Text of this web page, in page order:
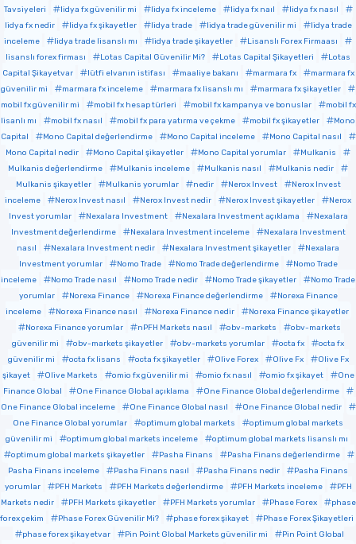
Tavsiyeleri
lidya fx güvenilir mi lidya fx inceleme lidya fx naıl
lidya fx nasıl
lidya fx nedir
lidya fx şikayetler lidya trade lidya trade güvenilir mi
lidya trade
inceleme
lidya trade lisanslı mı lidya trade şikayetler
Lisanslı Forex Firmaası
lisanslı forex firması
Lotas Capital Güvenilir Mi? Lotas Capital Şikayetleri
Lotas
Capital Şikayetvar
lütfi elvanın istifası maaliye bakanı marmara fx
marmara fx
güvenilir mi
marmara fx inceleme marmara fx lisanslı mı
marmara fx şikayetler
mobil fx güvenilir mi
mobil fx hesap türleri mobil fx kampanya ve bonuslar
mobil fx
lisanlı mı
mobil fx nasıl mobil fx para yatırma ve çekme mobil fx şikayetler
Mono
Capital
Mono Capital değerlendirme Mono Capital inceleme
Mono Capital nasıl
Mono Capital nedir
Mono Capital şikayetler Mono Capital yorumlar
Mulkanis
Mulkanis değerlendirme
Mulkanis inceleme Mulkanis nasıl
Mulkanis nedir
Mulkanis şikayetler
Mulkanis yorumlar nedir Nerox Invest
Nerox Invest
inceleme
Nerox Invest nasıl Nerox Invest nedir Nerox Invest şikayetler
Nerox
Invest yorumlar
Nexalara Investment Nexalara Investment açıklama
Nexalara
Investment değerlendirme
Nexalara Investment inceleme
Nexalara Investment
nasıl
Nexalara Investment nedir Nexalara Investment şikayetler
Nexalara
Investment yorumlar
Nomo Trade Nomo Trade değerlendirme
Nomo Trade
inceleme
Nomo Trade nasıl Nomo Trade nedir Nomo Trade şikayetler
Nomo Trade
yorumlar
Norexa Finance Norexa Finance değerlendirme
Norexa Finance
inceleme
Norexa Finance nasıl Norexa Finance nedir
Norexa Finance şikayetler
Norexa Finance yorumlar
nPFH Markets nasıl obv-markets
obv-markets
güvenilir mi
obv-markets şikayetler obv-markets yorumlar octa fx
octa fx
güvenilir mi
octa fx lisans octa fx şikayetler Olive Forex Olive Fx
Olive Fx
şikayet
Olive Markets omio fx güvenilir mi omio fx nasıl omio fx şikayet
One
Finance Global
One Finance Global açıklama
One Finance Global değerlendirme
One Finance Global inceleme
One Finance Global nasıl
One Finance Global nedir
One Finance Global yorumlar
optimum global markets
optimum global markets
güvenilir mi
optimum global markets inceleme
optimum global markets lisanslı mı
optimum global markets şikayetler
Pasha Finans
Pasha Finans değerlendirme
Pasha Finans inceleme
Pasha Finans nasıl Pasha Finans nedir
Pasha Finans
yorumlar
PFH Markets PFH Markets değerlendirme PFH Markets inceleme
PFH
Markets nedir
PFH Markets şikayetler PFH Markets yorumlar Phase Forex
phase
forex çekim
Phase Forex Güvenilir Mi? phase forex şikayet
Phase Forex Şikayetleri
phase forex şikayetvar
Pin Point Global Markets güvenilir mi
Pin Point Global